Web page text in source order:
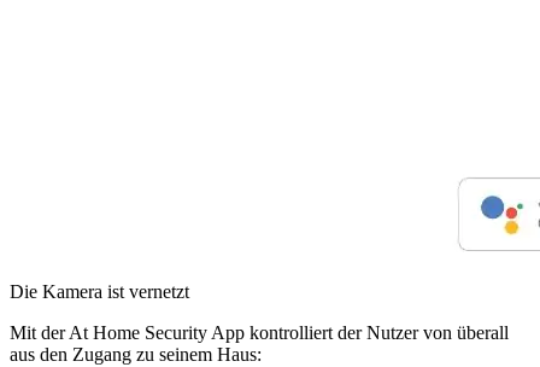
Die Kamera ist vernetzt
Mit der At Home Security App kontrolliert der Nutzer von überall
aus den Zugang zu seinem Haus: